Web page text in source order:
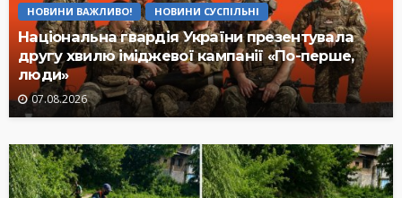
НОВИНИ ВАЖЛИВО! НОВИНИ СУСПІЛЬНІ
Національна гвардія України презентувала
другу хвилю іміджевої кампанії «По-перше,
люди»
07.08.2026